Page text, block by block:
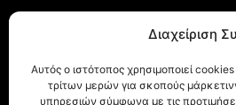
Διαχείριση
Αυτός ο ιστότοπος χρησιμοποιεί
τρίτων μερών για σκοπούς
υπηρεσιών σύμφωνα με τις
Αλκμήνης 69, Χαριλάου
Τ.Κ. 54249 Θεσσαλονίκη
Tηλ. Επικοινωνίας:+30 (2310)